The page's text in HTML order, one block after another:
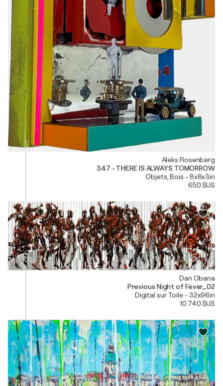
Aleks Rosenberg
347 - THERE IS ALWAYS TOMORROW
Objets, Bois - 8x8x3in
650 $US
Dan Obana
Previous Night of Fever_02
Digital sur Toile - 32x96in
10 740 $US